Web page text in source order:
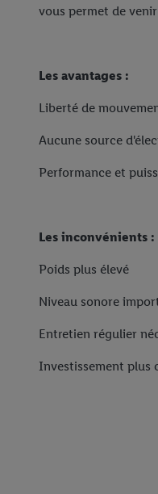
vous permet de
Les avantages :
Liberté de
Aucune source
Performance et
Les inconvénients :
Poids plus élevé
Niveau sonore
Entretien régulier
Investissement plus